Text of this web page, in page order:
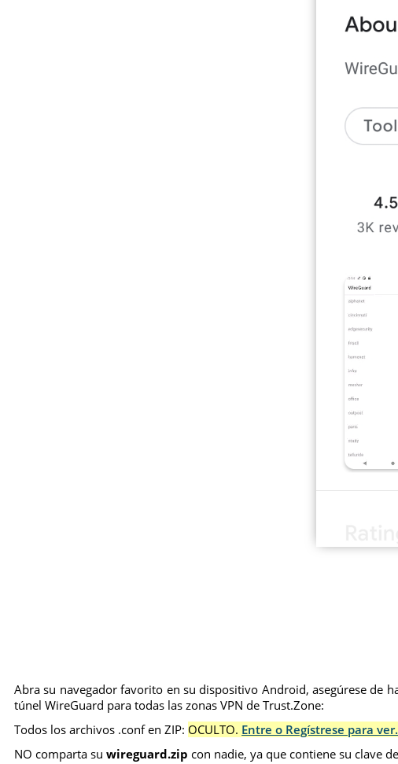
Abra su navegador favorito en su dispositivo Android, asegúrese de
túnel WireGuard para todas las zonas VPN de Trust.Zone:
Todos los archivos .conf en ZIP: OCULTO. Entre o Regístrese para ver.
NO comparta suwireguard.zip con nadie, ya que contiene su clave